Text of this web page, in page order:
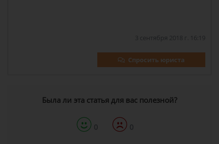
3 сентября 2018 г. 16:19
Спросить юриста
Была ли эта статья для вас полезной?
0 0